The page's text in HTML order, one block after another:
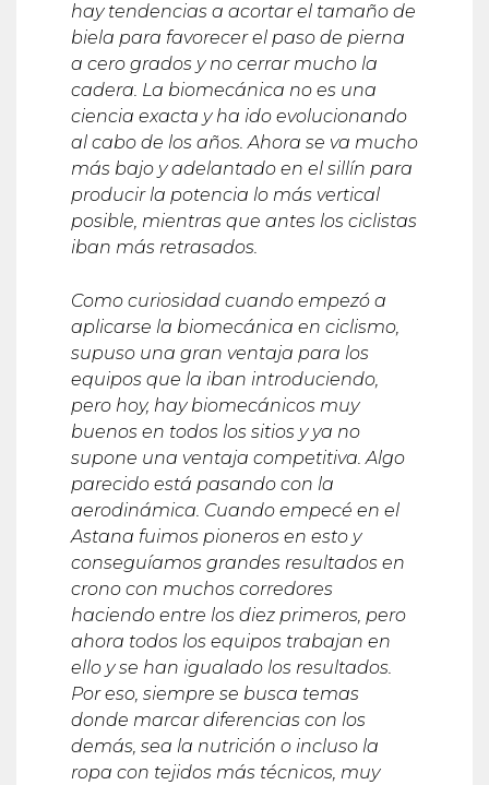
hay tendencias a acortar el tamaño de
biela para favorecer el paso de pierna
a cero grados y no cerrar mucho la
cadera. La biomecánica no es una
ciencia exacta y ha ido evolucionando
al cabo de los años. Ahora se va mucho
más bajo y adelantado en el sillín para
producir la potencia lo más vertical
posible, mientras que antes los ciclistas
iban más retrasados.
Como curiosidad cuando empezó a
aplicarse la biomecánica en ciclismo,
supuso una gran ventaja para los
equipos que la iban introduciendo,
pero hoy, hay biomecánicos muy
buenos en todos los sitios y ya no
supone una ventaja competitiva. Algo
parecido está pasando con la
aerodinámica. Cuando empecé en el
Astana fuimos pioneros en esto y
conseguíamos grandes resultados en
crono con muchos corredores
haciendo entre los diez primeros, pero
ahora todos los equipos trabajan en
ello y se han igualado los resultados.
Por eso, siempre se busca temas
donde marcar diferencias con los
demás, sea la nutrición o incluso la
ropa con tejidos más técnicos, muy